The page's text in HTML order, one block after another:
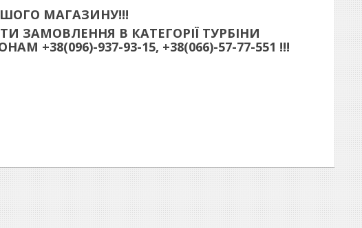
МАГАЗИНУ!!!
ЗАМОВЛЕННЯ В КАТЕГОРІЇ ТУРБІНИ
+38(096)-937-93-15, +38(066)-57-77-551 !!!